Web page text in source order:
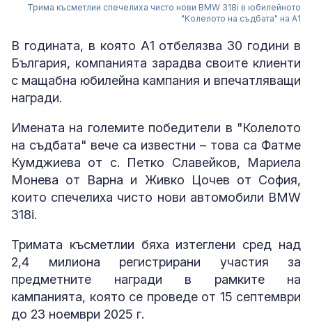
Трима късметлии спечелиха чисто нови BMW 318i в юбилейното
"Колелото на съдбата" на А1
В годината, в която А1 отбелязва 30 години в
България, компанията зарадва своите клиенти
с мащабна юбилейна кампания и впечатляващи
награди.
Имената на големите победители в "Колелото
на съдбата" вече са известни – това са Фатме
Кумджиева от с. Петко Славейков, Мариела
Монева от Варна и Живко Цочев от София,
които спечелиха чисто нови автомобили BMW
318i.
Тримата късметлии бяха изтеглени сред над
2,4 милиона регистрирани участия за
предметните награди в рамките на
кампанията, която се проведе от 15 септември
до 23 ноември 2025 г.